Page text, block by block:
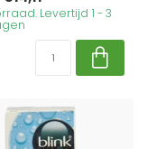
Levertijd 1 - 3